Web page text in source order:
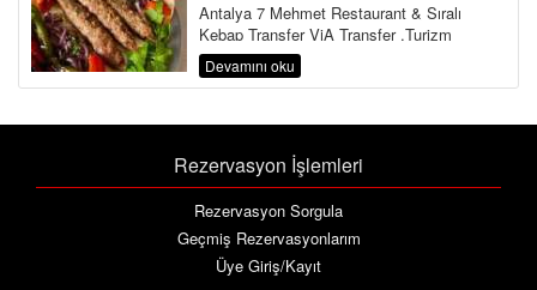
Antalya 7 Mehmet Restaurant & Sıralı
Kebap Transfer ViA Transfer ,Turizm
Bakanlığı ve Ulaştırma Bakanlığına Bağlı ...
Devamını oku
Rezervasyon İşlemleri
Rezervasyon Sorgula
Geçmiş Rezervasyonlarım
Üye Giriş/Kayıt